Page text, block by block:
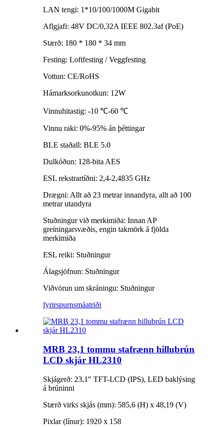
LAN tengi: 1*10/100/1000M Gigabit
Aflgjafi: 48V DC/0,32A IEEE 802.3af (PoE)
Stærð: 180 * 180 * 34 mm
Festing: Loftfesting / Veggfesting
Vottun: CE/RoHS
Hámarksorkunotkun: 12W
Vinnuhitastig: -10 ℃-60 ℃
Vinnu raki: 0%-95% án þéttingar
BLE staðall: BLE 5.0
Dulkóðun: 128-bita AES
ESL rekstrartíðni: 2,4-2,4835 GHz
Drægni: Allt að 23 metrar innandyra, allt að 100
metrar utandyra
Stuðningur við merkimiða: Innan AP
greiningarsvæðis, engin takmörk á fjölda
merkimiða
ESL reiki: Stuðningur
Álagsjöfnun: Stuðningur
Viðvörun um skráningu: Stuðningur
fyrirspurnsmáatriði
MRB 23,1 tommu stafrænn hillubrún
LCD skjár HL2310
Skjágerð: 23,1″ TFT-LCD (IPS), LED baklýsing
á brúninni
Stærð virks skjás (mm): 585,6 (H) x 48,19 (V)
Pixlar (línur): 1920 x 158